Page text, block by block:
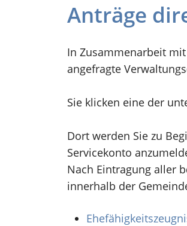
Anträge
In Zusammenarbeit mit
angefragte
Sie klicken eine der
Dort werden Sie zu
Servicekonto
Nach Eintragung aller
innerhalb der